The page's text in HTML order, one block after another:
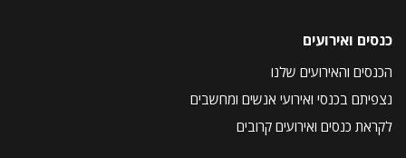
כנסים ואירועים
הכנסים והאירועים שלנו
נצפיתם בכנסי ואירועי אנשים ומחשבים
לקראת כנסים ואירועים קרובים